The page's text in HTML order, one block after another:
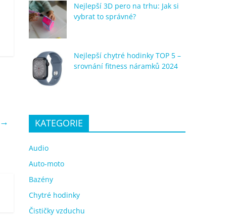
→
Nejlepší 3D pero na trhu: Jak si
vybrat to správné?
Nejlepší chytré hodinky TOP 5 –
srovnání fitness náramků 2024
KATEGORIE
Audio
Auto-moto
Bazény
Chytré hodinky
Čističky vzduchu